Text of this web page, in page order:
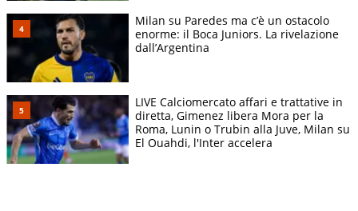
Milan su Paredes ma c’è un ostacolo
enorme: il Boca Juniors. La rivelazione
dall’Argentina
LIVE Calciomercato affari e trattative in
diretta, Gimenez libera Mora per la
Roma, Lunin o Trubin alla Juve, Milan su
El Ouahdi, l'Inter accelera